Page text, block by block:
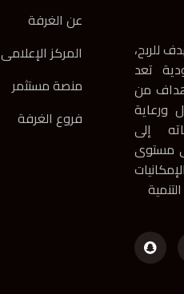
للربح،
تعد
من
ورعاية
إلى
مستوى
عن الغرفة
المركز الإعلامى
منصة مستثمر
فروع الغرفة